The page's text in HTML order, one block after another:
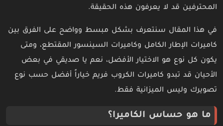
المحترفين قد لا يعرفون هذه الحقيقة.
في هذا المقال سنتعرف بشكل مبسط وواضح على الفرق بين
كاميرات الإطار الكامل وكاميرات السينسور المقتطع، ومتى
يكون كل نوع هو الاختيار الأفضل، نعم يا صديقي في بعض
الأحيان قد تبدو كاميرات الكروب فريم خياراً أفضل حسب نوع
تصويرك وليس الميزانية فقط.
ما هو حساس الكاميرا؟